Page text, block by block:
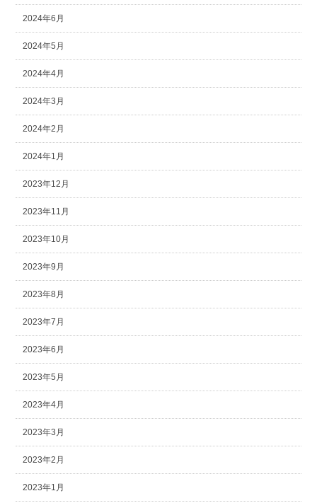
2024年6月
2024年5月
2024年4月
2024年3月
2024年2月
2024年1月
2023年12月
2023年11月
2023年10月
2023年9月
2023年8月
2023年7月
2023年6月
2023年5月
2023年4月
2023年3月
2023年2月
2023年1月